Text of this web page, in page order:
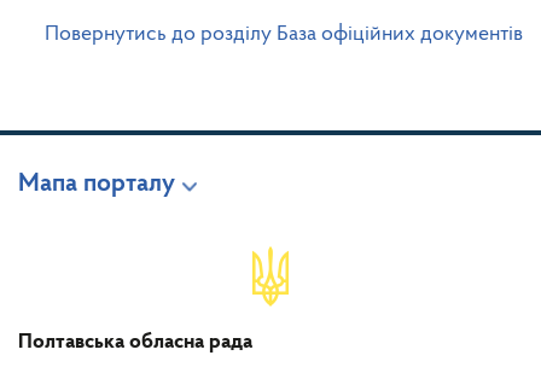
Повернутись до розділу База офіційних документів
Мапа порталу
Полтавська обласна рада